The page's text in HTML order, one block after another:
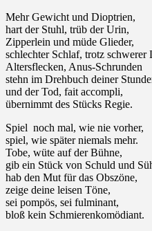
Mehr Gewicht und Dioptrien,
hart der Stuhl, trüb der Urin,
Zipperlein und müde Glieder,
schlechter Schlaf, trotz schwerer
Altersflecken, Anus-Schrunden
stehn im Drehbuch deiner
und der Tod, fait accompli,
übernimmt des Stücks Regie.
Spiel noch mal, wie nie vorher,
spiel, wie später niemals mehr.
Tobe, wüte auf der Bühne,
gib ein Stück von Schuld und
hab den Mut für das Obszöne,
zeige deine leisen Töne,
sei pompös, sei fulminant,
bloß kein Schmierenkomödiant.